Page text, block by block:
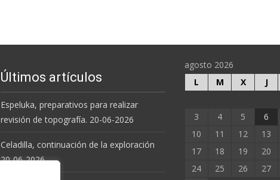
Últimos artículos
Espeluka, preparativos para realizar
revisión de topografía. 20-06-2026
Celadilla, continuación de la exploración
20-06-2026.
agosto 2026
L
M X J
3
4 5 6
10
11 12 13
17
18 19 20
24
25 26 27